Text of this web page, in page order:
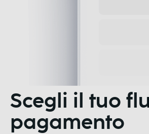
Scegli il tuo
pagamento